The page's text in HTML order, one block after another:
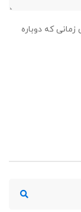
که دوباره